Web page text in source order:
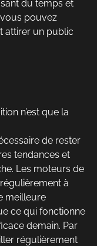
du temps et
pouvez
attirer un public
n’est que la
de rester
tendances et
Les moteurs de
à
meilleure
ce qui fonctionne
demain. Par
régulièrement